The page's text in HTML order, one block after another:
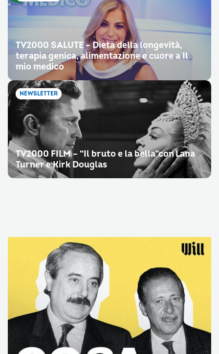
TV2000 SALUTE – Dieta della longevità,
terapia genica, alimentazione e cuore a Il
mio medico
NEWSLETTER
TV2000 FILM – “Il bruto e la bella”con Lana
Turner e Kirk Douglas